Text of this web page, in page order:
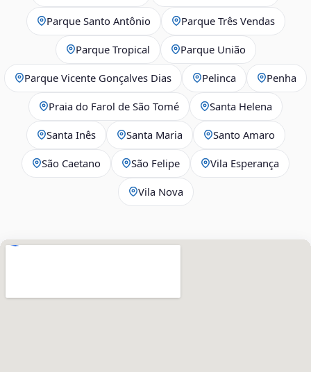
Parque Santo Antônio Parque Três Vendas
Parque Tropical Parque União
Parque Vicente Gonçalves Dias Pelinca Penha
Praia do Farol de São Tomé Santa Helena
Santa Inês Santa Maria Santo Amaro
São Caetano São Felipe Vila Esperança
Vila Nova